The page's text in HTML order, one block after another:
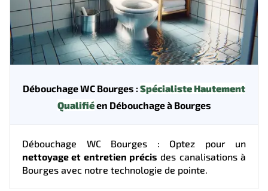
Débouchage WC Bourges : Spécialiste Hautement
Qualifiéen Débouchage à Bourges
Débouchage WC Bourges : Optez pour un
nettoyage et entretien précis des canalisations à
Bourges avec notre technologie de pointe.